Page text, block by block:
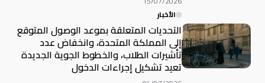
الأخبار
التحديات المتعلقة بموعد الوصول المتوقع
إلى المملكة المتحدة، وانخفاض عدد
تأشيرات الطلاب، والخطوط الجوية الجديدة
تعيد تشكيل إجراءات الدخول